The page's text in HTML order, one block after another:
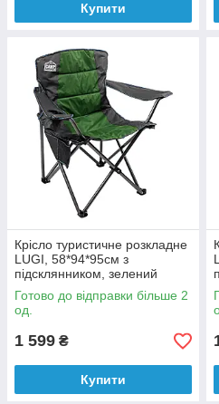
Купити
Крісло туристичне розкладне
LUGI, 58*94*95см з
підсклянником, зелений
Готово до відправки більше 2
од.
1 599 ₴
Купити